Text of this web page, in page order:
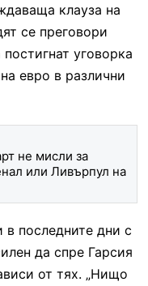
клауза на
се преговори
уговорка
евро в различни
не мисли за
или Ливърпул на
в последните дни с
да спре Гарсия
от тях. „Нищо